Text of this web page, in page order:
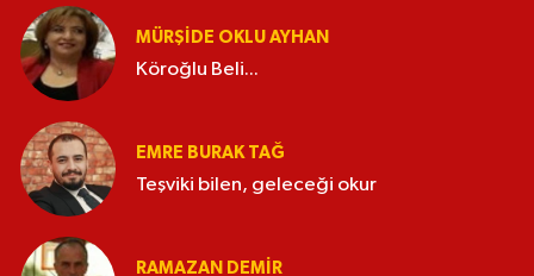
MÜRŞIDE OKLU AYHAN
Köroğlu Beli...
EMRE BURAK TAĞ
Teşviki bilen, geleceği okur
RAMAZAN DEMİR